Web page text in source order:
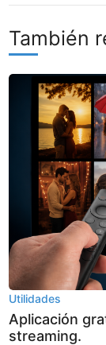
También
Utilidades
Aplicación
streaming.